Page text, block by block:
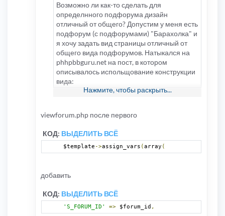
Возможно ли как-то сделать для
определнного подфорума дизайн
отличный от общего? Допустим у меня есть
подфорум (с подфорумами) "Барахолка" и
я хочу задать вид страницы отличный от
общего вида подфорумов. Натыкался на
phhpbbguru.net на пост, в котором
описывалось испольщование конструкции
вида:
<!-- IF FORUM_ID=# -->
bla bla
Но что-то не удалось раскурить эту тему.
этому поводу?
Нажмите, чтобы раскрыть...
viewforum.php после первого
КОД: ВЫДЕЛИТЬ ВСЁ
$template->assign_vars ( array (
добавить
КОД: ВЫДЕЛИТЬ ВСЁ
'S_FORUM_ID' => $forum_id ,